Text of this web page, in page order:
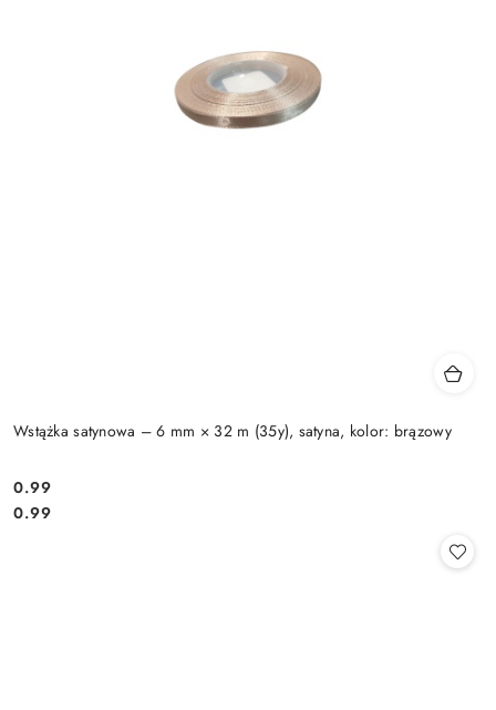
Wstążka satynowa – 6 mm × 32 m (35y), satyna, kolor: brązowy
Cena:
0.99
Cena:
0.99